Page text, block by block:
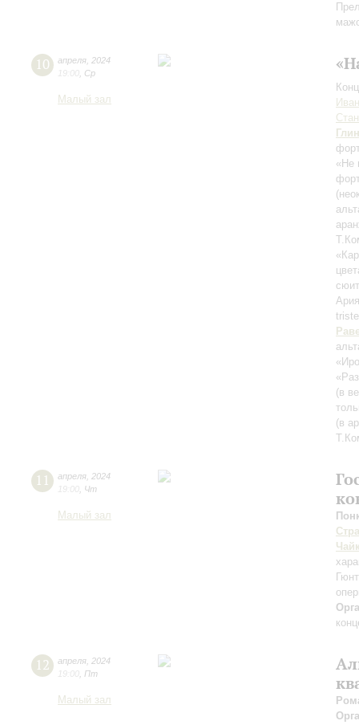
10 апреля 2024
19:00 Ср
Малый зал
«Не
(в
(в
11 апреля 2024
19:00 Чт
Малый зал
12 апреля 2024
19:00 Пт
Малый зал